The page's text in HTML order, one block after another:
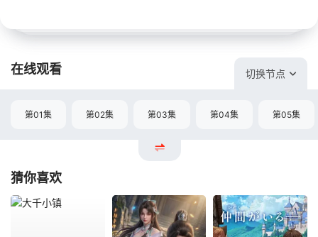
在线观看 切换节点
第01集 第02集 第03集 第04集 第05集
猜你喜欢